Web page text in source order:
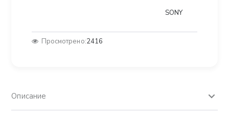
SONY
Просмотрено:2416
Описание